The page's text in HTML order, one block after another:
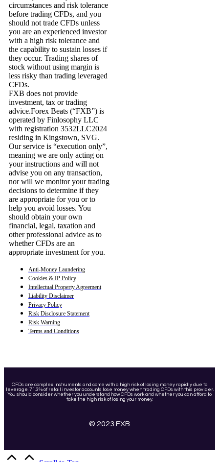
circumstances and risk tolerance
before trading CFDs, and you
should not trade CFDs unless
you are an experienced investor
with a high risk tolerance and
the capability to sustain losses if
they occur. Trading shares of
stock without using margin is
less risky than trading leveraged
CFDs.
FXB does not provide
investment, tax or trading
advice.Forex Beats (“FXB”) is
operated by Finlosophy LLC
with registration 3532LLC2024
residing in Kingstown, SVG.
Our service is “execution only”,
meaning we are only acting on
your instructions and will not
advise you on any transaction,
nor will we monitor your trading
decisions to determine if they
are appropriate for you or to
help you avoid losses. You
should obtain your own
financial, legal, taxation and
other professional advice as to
whether CFDs are an
appropriate investment for you.
Anti-Money Laundering
Cookies & IP Policy
Intellectual Property Agreement
Liability Disclaimer
Privacy Policy
Risk Disclosure Statement
Risk Warning
Terms and Conditions
CFDs are complex instruments and come with a high risk of losing money rapidly due to
leverage. 71.3% of retail investor accounts lose money when trading CFDs with this provider.
You should consider whether you understand how CFDs work and whether you can afford to
take the high risk of losing your money.
© 2023 FXB